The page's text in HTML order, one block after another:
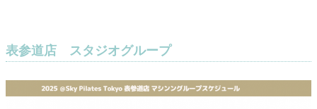
表参道店 スタジオグループ